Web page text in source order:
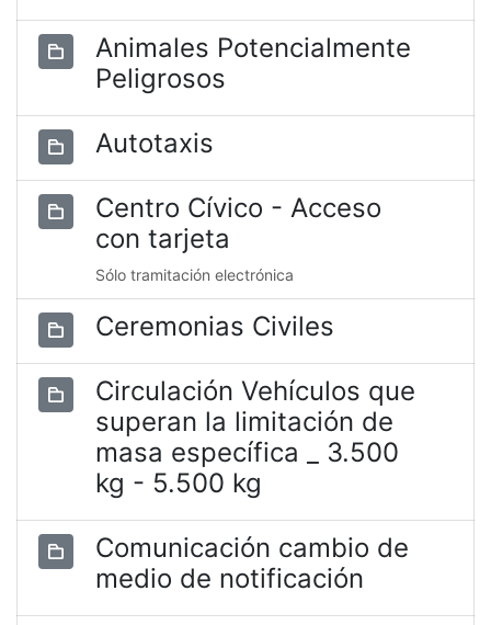
Animales Potencialmente
Peligrosos
Autotaxis
Centro Cívico - Acceso
con tarjeta
Sólo tramitación electrónica
Ceremonias Civiles
Circulación Vehículos que
superan la limitación de
masa específica _ 3.500
kg - 5.500 kg
Comunicación cambio de
medio de notificación